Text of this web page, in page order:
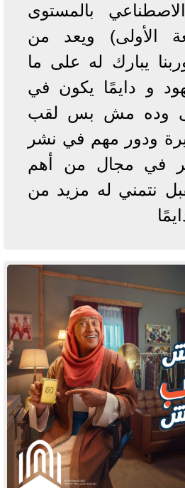
بالمستوى
الأولى) ويعد من
وربنا يبارك له على ما
و دايمًا يكون في
وده مش بس لقب
ودور مهم في نشر
في مجال من أهم
نتمني له مزيد من